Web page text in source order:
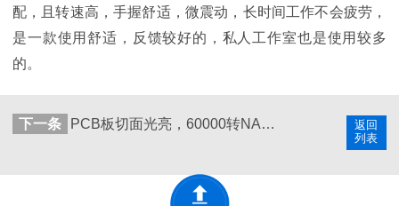
配，且转速高，手握舒适，微震动，长时间工作不会疲劳，
是一款使用舒适，反馈较好的，私人工作室也是使用较多
的。
返回
列表
下一条 PCB板切面光亮，60000转NAKANISHI分板机主轴加工